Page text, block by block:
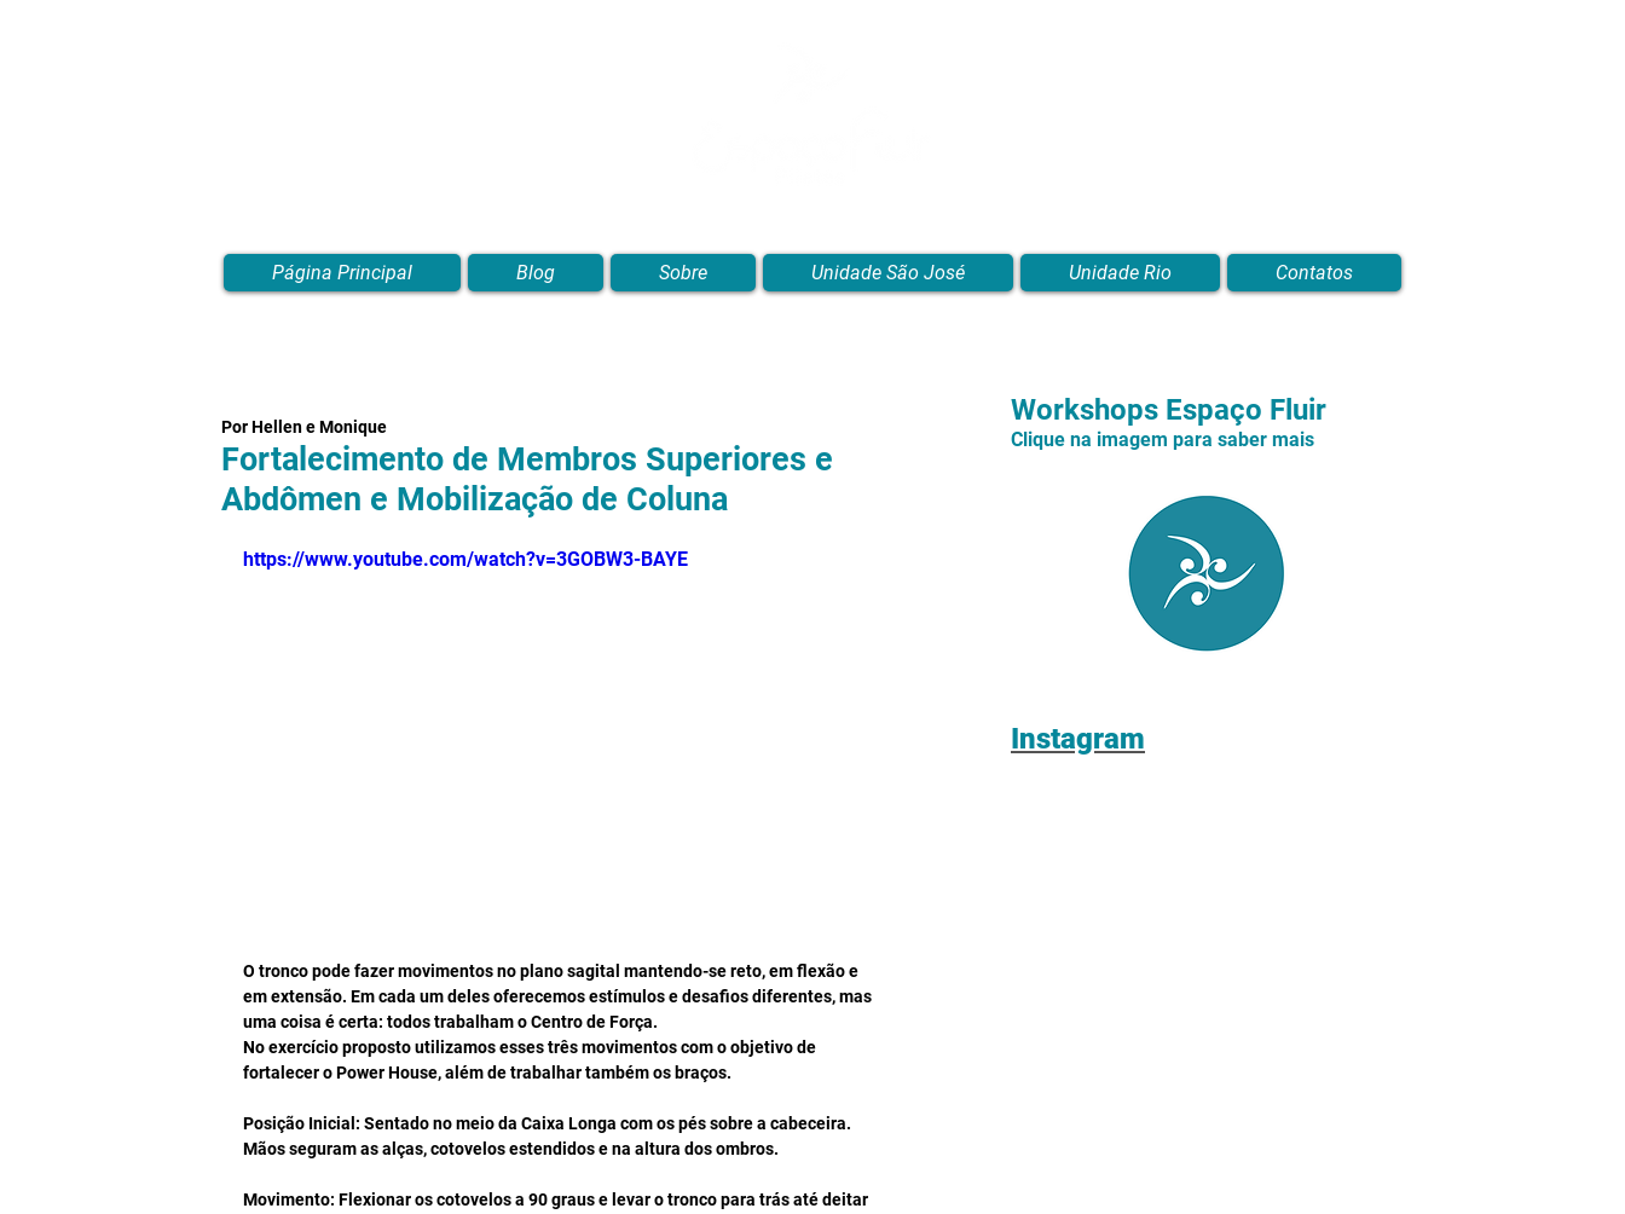
Fortalecimento de Membros Superiores e
Abdômen e Mobilização de Coluna
Por Hellen e Monique
https://www.youtube.com/watch?v=3GOBW3-BAYE
O tronco pode fazer movimentos no plano sagital mantendo-se reto, em flexão e
em extensão. Em cada um deles oferecemos estímulos e desafios diferentes, mas
uma coisa é certa: todos trabalham o Centro de Força.
No exercício proposto utilizamos esses três movimentos com o objetivo de
fortalecer o Power House, além de trabalhar também os braços.
Posição Inicial: Sentado no meio da Caixa Longa com os pés sobre a cabeceira.
Mãos seguram as alças, cotovelos estendidos e na altura dos ombros.
Movimento: Flexionar os cotovelos a 90 graus e levar o tronco para trás até deitar
Workshops Espaço Fluir
Clique na imagem para saber mais
Instagram
Página Principal Blog Sobre Unidade São José Unidade Rio Contatos